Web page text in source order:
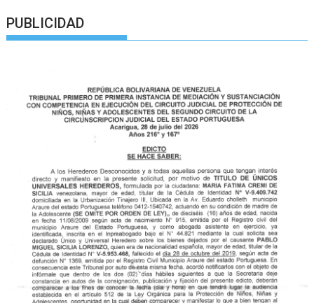
PUBLICIDAD